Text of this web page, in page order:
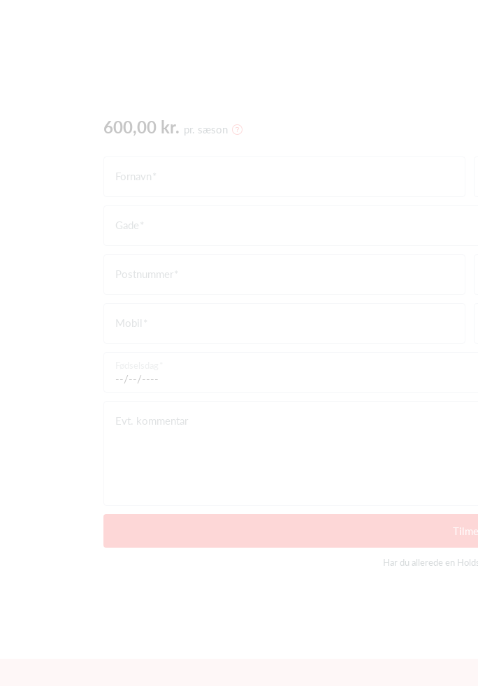
600,00 kr. pr. sæson
Fornavn
Gade
Postnummer
Mobil
Evt. kommentar
Har du allerede en